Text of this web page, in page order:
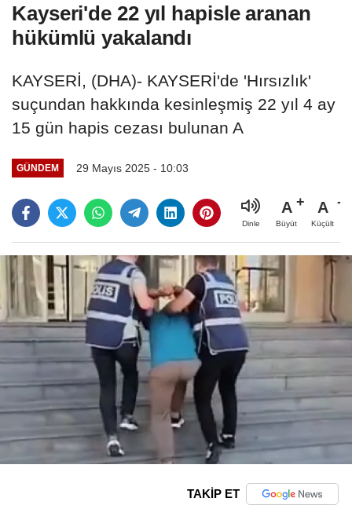
Kayseri'de 22 yıl hapisle aranan
hükümlü yakalandı
KAYSERİ, (DHA)- KAYSERİ'de 'Hırsızlık'
suçundan hakkında kesinleşmiş 22 yıl 4 ay
15 gün hapis cezası bulunan A
GÜNDEM 29 Mayıs 2025 - 10:03
Dinle
A
Büyüt
A
Küçült
TAKİP ET